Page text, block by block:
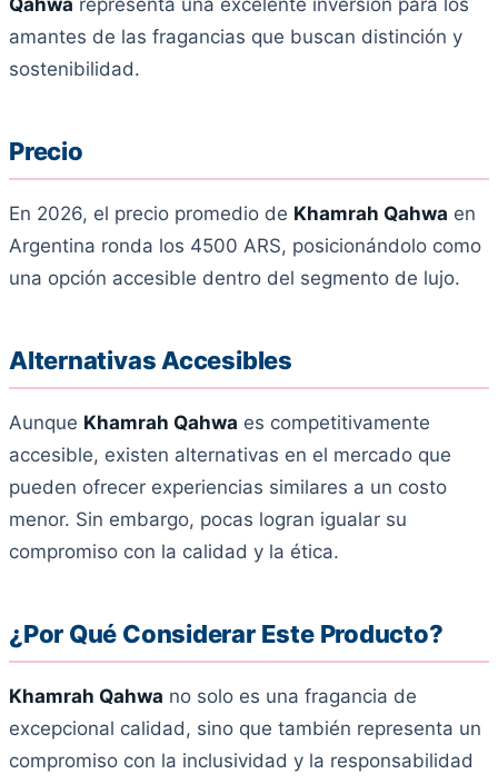
Qahwa representa una excelente inversión para los
amantes de las fragancias que buscan distinción y
sostenibilidad.
Precio
En 2026, el precio promedio de Khamrah Qahwa en
Argentina ronda los 4500 ARS, posicionándolo como
una opción accesible dentro del segmento de lujo.
Alternativas Accesibles
Aunque Khamrah Qahwa es competitivamente
accesible, existen alternativas en el mercado que
pueden ofrecer experiencias similares a un costo
menor. Sin embargo, pocas logran igualar su
compromiso con la calidad y la ética.
¿Por Qué Considerar Este Producto?
Khamrah Qahwa no solo es una fragancia de
excepcional calidad, sino que también representa un
compromiso con la inclusividad y la responsabilidad